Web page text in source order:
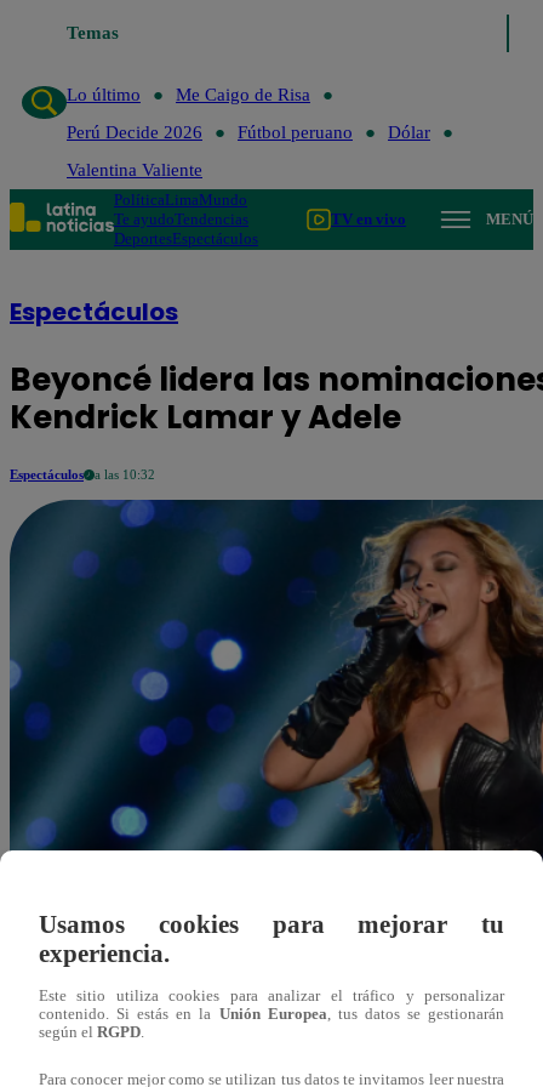
Temas
de Risa Perú Decide 2026
Lo último
Me Caigo de Risa
Perú Decide 2026
Fútbol peruano
Dólar
Valentina Valiente
PolíticaLimaMundo
Te ayudoTendencias
DeportesEspectáculos
TV en vivo MENÚ
Espectáculos
Beyoncé lidera las
Kendrick Lamar y Adele
Espectáculos a las 10:32
Alonso Almonte
Usamos cookies para mejorar tu
experiencia.
Este sitio utiliza cookies para analizar el tráfico y personalizar
contenido. Si estás en la Unión Europea, tus datos se gestionarán
según el RGPD.
Para conocer mejor como se utilizan tus datos te invitamos leer nuestra